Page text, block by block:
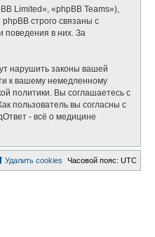
Limited», «phpBB Teams»),
строго связаны с
поведения в них. За
нарушить законы вашей
к вашему немедленному
политики. Вы соглашаетесь с
пользователь вы согласны с
- всё о медицине
Часовой пояс: UTC
Удалить cookies